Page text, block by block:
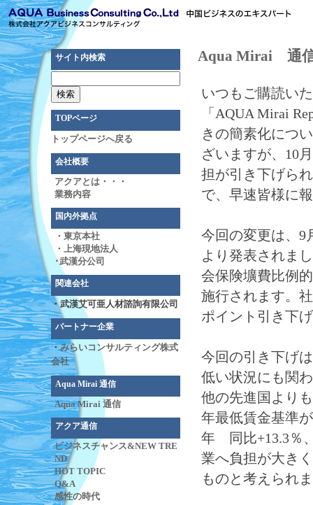
サイト内検索
TOPページ
トップページへ戻る
会社概要
アクアとは・・・
業務内容
国内外拠点
・東京本社
・上海現地法人
･武漢分公司
関連会社
・武漢艾可亜人材諮詢有限公司
パートナー企業
・みらいコンサルティング株式
会社
Aqua Mirai 通信
Aqua Mirai 通信
アクア通信
ビジネスチャンス&NEW TRE
ND
HOT TOPIC
Q&A
感性の時代
Aqua Mirai 通
いつもご購読い
「AQUA Mirai
きの簡素化につ
ざいますが、10
担が引き下げら
で、早速皆様に
今回の変更は、9
より発表されま
会保険壙費比例
施行されます。
ポイント引き下
今回の引き下げ
低い状況にも関
他の先進国より
年最低賃金基準
年 同比+13.3％
業へ負担が大き
ものと考えられ